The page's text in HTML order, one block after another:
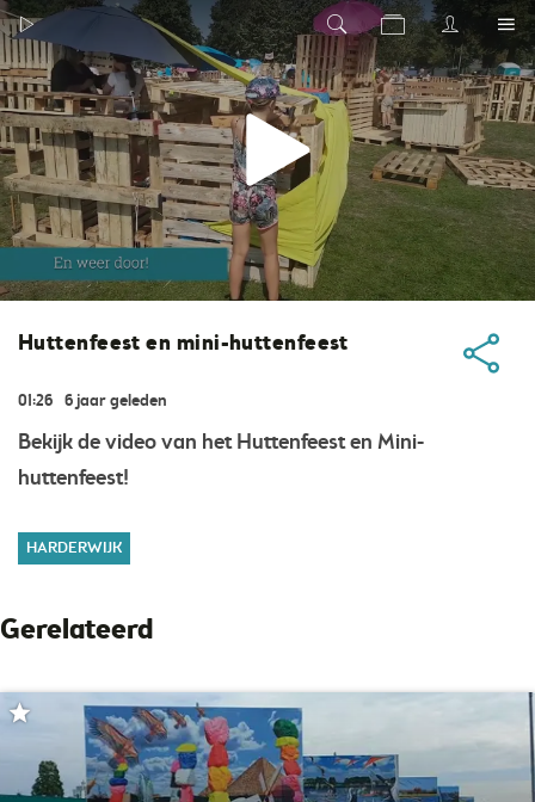
Huttenfeest en mini-huttenfeest
01:26 6 jaar geleden
Bekijk de video van het Huttenfeest en Mini-
huttenfeest!
HARDERWIJK
Gerelateerd